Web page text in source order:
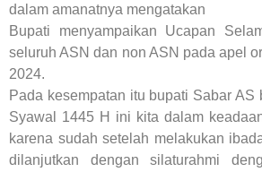
dalam amanatnya mengatakan
Bupati menyampaikan Ucapan
seluruh ASN dan non ASN pada apel
2024.
Pada kesempatan itu bupati Sabar AS
Syawal 1445 H ini kita dalam
karena sudah setelah melakukan
dilanjutkan dengan silaturahmi